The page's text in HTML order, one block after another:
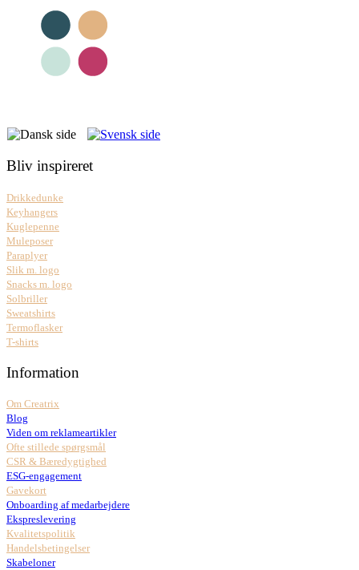
Bliv inspireret
Drikkedunke
Keyhangers
Kuglepenne
Muleposer
Paraplyer
Slik m. logo
Snacks m. logo
Solbriller
Sweatshirts
Termoflasker
T-shirts
Information
Om Creatrix
Blog
Viden om reklameartikler
Ofte stillede spørgsmål
CSR & Bæredygtighed
ESG-engagement
Gavekort
Onboarding af medarbejdere
Ekspreslevering
Kvalitetspolitik
Handelsbetingelser
Skabeloner